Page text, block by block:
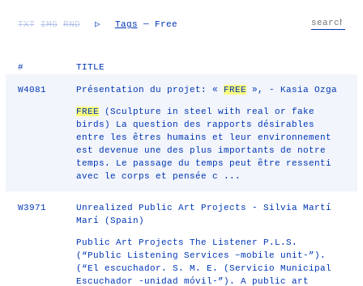
TXT IMG RND ▷ Tags — Free
# TITLE
W4081 Présentation du projet: « FREE », - Kasia Ozga
FREE (Sculpture in steel with real or fake
birds) La question des rapports désirables
entre les êtres humains et leur environnement
est devenue une des plus importants de notre
temps. Le passage du temps peut être ressenti
avec le corps et pensée c ...
W3971
Unrealized Public Art Projects - Silvia Martí
Marí (Spain)
Public Art Projects The Listener P.L.S.
(“Public Listening Services –mobile unit-”).
(“El escuchador. S. M. E. (Servicio Municipal
Escuchador -unidad móvil-”). A public art